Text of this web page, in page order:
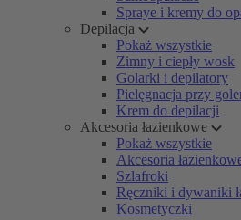
Spraye i kremy do
Depilacja
Pokaż wszystkie
Zimny i ciepły wosk
Golarki i depilatory
Pielęgnacja przy
Krem do depilacji
Akcesoria łazienkowe
Pokaż wszystkie
Akcesoria
Szlafroki
Ręczniki i dywaniki
Kosmetyczki